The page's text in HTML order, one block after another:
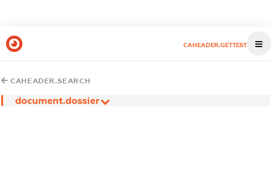
CAHEADER.GETTEST
CAHEADER.SEARCH
document.dossier